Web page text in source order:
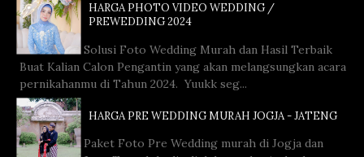
HARGA PHOTO VIDEO WEDDING /
PREWEDDING 2024
Solusi Foto Wedding Murah dan Hasil Terbaik
Buat Kalian Calon Pengantin yang akan melangsungkan acara
pernikahanmu di Tahun 2024. Yuukk seg...
HARGA PRE WEDDING MURAH JOGJA - JATENG
Paket Foto Pre Wedding murah di Jogja dan